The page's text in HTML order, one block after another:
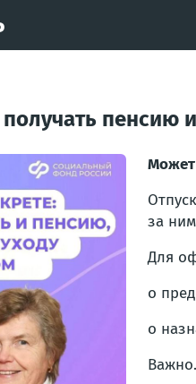
пенсию
Может
за
Для
о
о